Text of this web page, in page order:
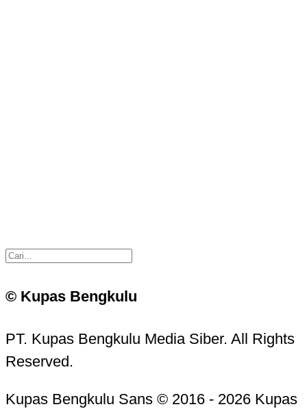
© Kupas Bengkulu
PT. Kupas Bengkulu Media Siber. All Rights
Reserved.
Kupas Bengkulu Sans © 2016 - 2026 Kupas